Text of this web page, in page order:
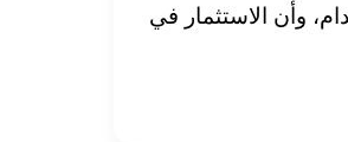
وأن الاستثمار في